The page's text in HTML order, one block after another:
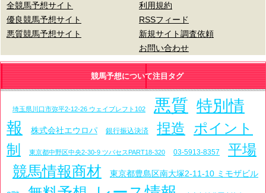
全競馬予想サイト
優良競馬予想サイト
悪質競馬予想サイト
利用規約
RSSフィード
新規サイト調査依頼
お問い合わせ
競馬予想について注目タグ
埼玉県川口市弥平2-12-26 ウェイブレフト102 悪質 特別情
報
株式会社エウロパ 銀行振込決済 捏造
ポイント
制
東京都中野区中央2-30-9 ツバセスPART18-320 03-5913-8357 平場
競馬情報商材 東京都豊島区南大塚2-11-10 ミモザビル